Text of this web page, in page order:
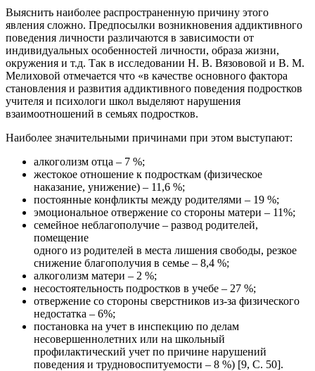
Выяснить наиболее распространенную причину этого
явления сложно. Предпосылки возникновения аддиктивного
поведения личности различаются в зависимости от
индивидуальных особенностей личности, образа жизни,
окружения и т.д. Так в исследовании Н. В. Вязововой и В. М.
Мелиховой отмечается что «в качестве основного фактора
становления и развития аддиктивного поведения подростков
учителя и психологи школ выделяют нарушения
взаимоотношений в семьях подростков.
Наиболее значительными причинами при этом выступают:
алкоголизм отца – 7 %;
жестокое отношение к подросткам (физическое
наказание, унижение) – 11,6 %;
постоянные конфликты между родителями – 19 %;
эмоциональное отвержение со стороны матери – 11%;
семейное неблагополучие – развод родителей,
помещение
одного из родителей в места лишения свободы, резкое
снижение благополучия в семье – 8,4 %;
алкоголизм матери – 2 %;
несостоятельность подростков в учебе – 27 %;
отвержение со стороны сверстников из-за физического
недостатка – 6%;
постановка на учет в инспекцию по делам
несовершеннолетних или на школьный
профилактический учет по причине нарушений
поведения и трудновоспитуемости – 8 %) [9, С. 50].